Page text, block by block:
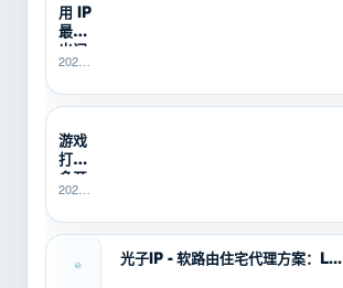
文从...
手，不
知道
SOCKS5、
HTTP、
有什...
用 IP
最怕
出问
题没
管？
2026-
21:40:14
游戏
打金
多开
总翻
先用
2026-
16:14:49
光子IP - 软路由住宅代理方案：L...